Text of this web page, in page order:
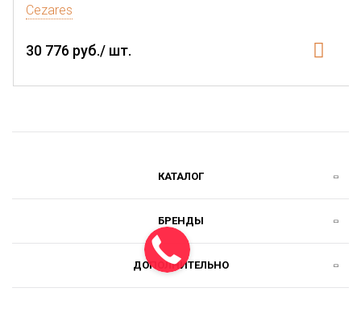
Cezares
30 776 руб./ шт.
КАТАЛОГ
БРЕНДЫ
ДОПОЛНИТЕЛЬНО